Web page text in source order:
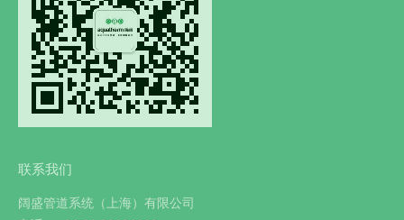
联系我们
阔盛管道系统（上海）有限公司